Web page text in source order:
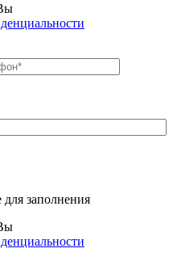
для заполнения